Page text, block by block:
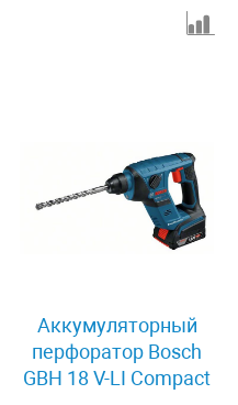
Аккумуляторный
перфоратор Bosch
GBH 18 V-LI Compact